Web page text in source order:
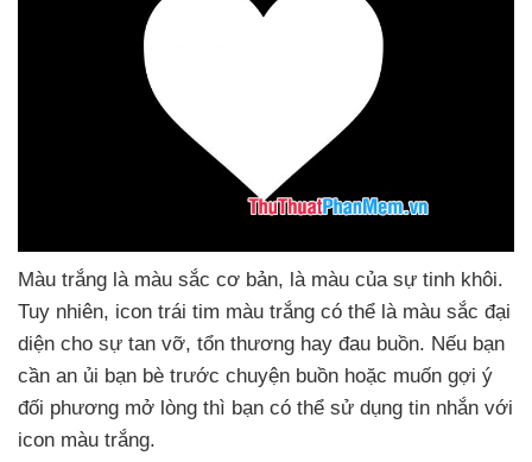
Màu trắng là màu sắc cơ bản, là màu của sự tinh khôi.
Tuy nhiên, icon trái tim màu trắng có thể là màu sắc đại
diện cho sự tan vỡ, tổn thương hay đau buồn. Nếu bạn
cần an ủi bạn bè trước chuyện buồn hoặc muốn gợi ý
đối phương mở lòng thì bạn có thể sử dụng tin nhắn với
icon màu trắng.